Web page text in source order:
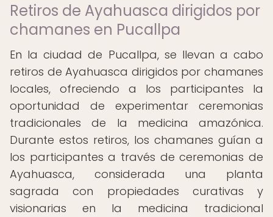
Retiros de Ayahuasca dirigidos por
chamanes en Pucallpa
En la ciudad de Pucallpa, se llevan a cabo
retiros de Ayahuasca dirigidos por chamanes
locales, ofreciendo a los participantes la
oportunidad de experimentar ceremonias
tradicionales de la medicina amazónica.
Durante estos retiros, los chamanes guían a
los participantes a través de ceremonias de
Ayahuasca, considerada una planta
sagrada con propiedades curativas y
visionarias en la medicina tradicional